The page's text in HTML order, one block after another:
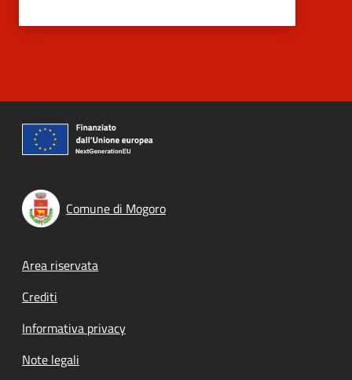
Comune di Mogoro
Footer menu
Area riservata
Crediti
Informativa privacy
Note legali